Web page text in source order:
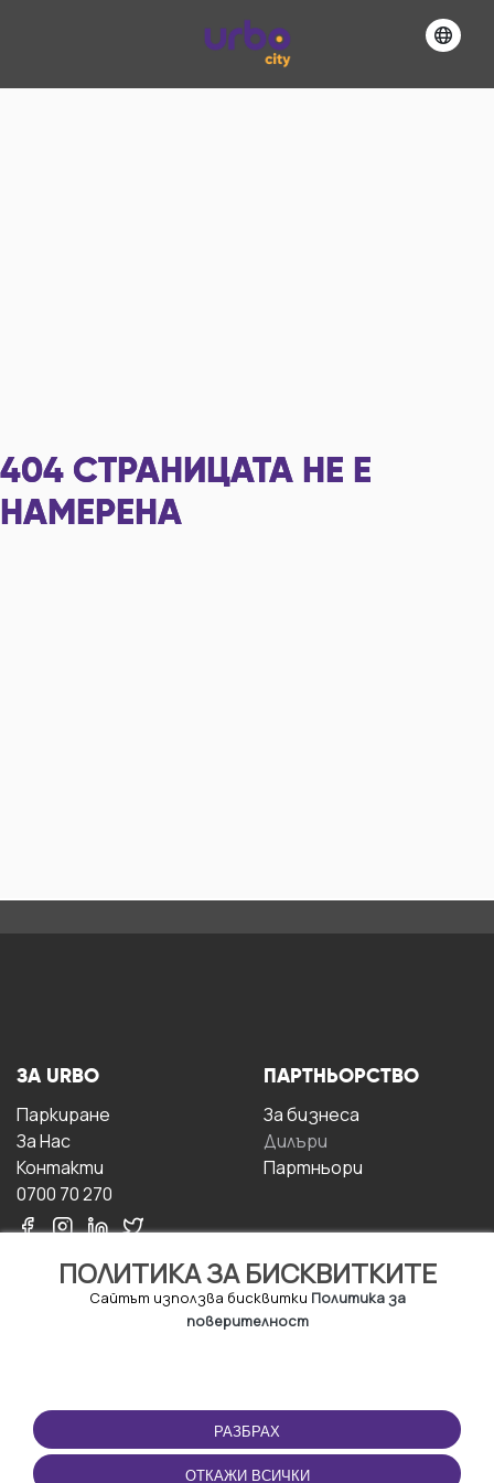
404 СТРАНИЦАТА НЕ Е
НАМЕРЕНА
ПОЛИТИКА ЗА БИСКВИТКИТЕ
Сайтът използва бисквитки Политика за
поверителност
РАЗБРАХ
ОТКАЖИ ВСИЧКИ
ЗА URBO
Паркиране
За Hас
Контакти
0700 70 270
ПАРТНЬОРСТВО
За бизнесa
Дилъри
Партньори
ПОЛЗВАНЕ
Правила и условия за
ползване
ПРИЛОЖЕНИЕТО